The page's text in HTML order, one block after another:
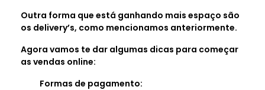
Outra forma que está ganhando mais espaço são
os delivery’s, como mencionamos anteriormente.
Agora vamos te dar algumas dicas para começar
as vendas online:
Formas de pagamento: